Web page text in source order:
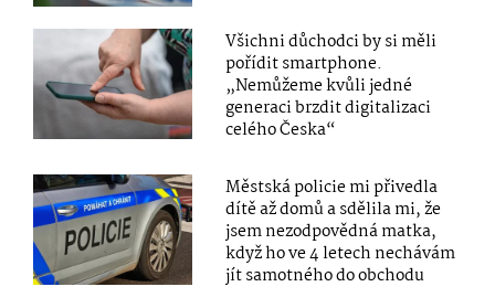
Všichni důchodci by si měli
pořídit smartphone.
„Nemůžeme kvůli jedné
generaci brzdit digitalizaci
celého Česka“
Městská policie mi přivedla
dítě až domů a sdělila mi, že
jsem nezodpovědná matka,
když ho ve 4 letech nechávám
jít samotného do obchodu